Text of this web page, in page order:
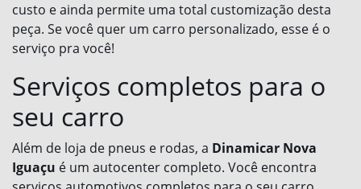
custo e ainda permite uma total customização desta
peça. Se você quer um carro personalizado, esse é o
serviço pra você!
Serviços completos para o
seu carro
Além de loja de pneus e rodas, a Dinamicar Nova
Iguaçu é um autocenter completo. Você encontra